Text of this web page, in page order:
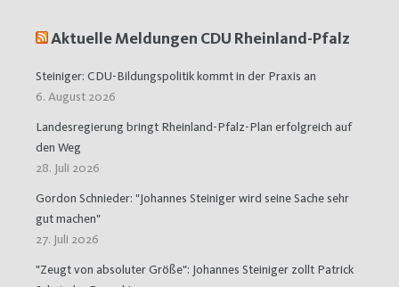
Aktuelle Meldungen CDU Rheinland-Pfalz
Steiniger: CDU-Bildungspolitik kommt in der Praxis an
6. August 2026
Landesregierung bringt Rheinland-Pfalz-Plan erfolgreich auf
den Weg
28. Juli 2026
Gordon Schnieder: "Johannes Steiniger wird seine Sache sehr
gut machen"
27. Juli 2026
"Zeugt von absoluter Größe": Johannes Steiniger zollt Patrick